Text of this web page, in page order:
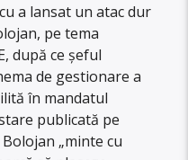
a lansat un atac dur
pe tema
după ce șeful
de gestionare a
în mandatul
publicată pe
„minte cu